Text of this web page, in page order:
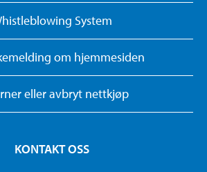
System
om hjemmesiden
eller avbryt nettkjøp
KONTAKT OSS